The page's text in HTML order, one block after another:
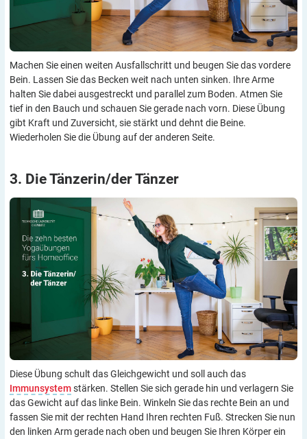
Machen Sie einen weiten Ausfallschritt und beugen Sie das vordere
Bein. Lassen Sie das Becken weit nach unten sinken. Ihre Arme
halten Sie dabei ausgestreckt und parallel zum Boden. Atmen Sie
tief in den Bauch und schauen Sie gerade nach vorn. Diese Übung
gibt Kraft und Zuversicht, sie stärkt und dehnt die Beine.
Wiederholen Sie die Übung auf der anderen Seite.
3. Die Tänzerin/derTänzer
Diese Übung schult das Gleichgewicht und soll auch das
Immunsystemstärken. Stellen Sie sich gerade hin und verlagern Sie
das Gewicht auf das linke Bein. Winkeln Sie das rechte Bein an und
fassen Sie mit der rechten Hand Ihren rechten Fuß. Strecken Sie nun
den linken Arm gerade nach oben und beugen Sie Ihren Körper ein